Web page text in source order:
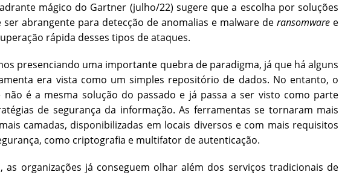
mágico do Gartner (julho/22) sugere que a escolha por soluções
ser abrangente para detecção de anomalias e malware deransomware e
rápida desses tipos de ataques.
presenciando uma importante quebra de paradigma, já que há alguns
era vista como um simples repositório de dados. No entanto, o
não é a mesma solução do passado e já passa a ser visto como parte
de segurança da informação. As ferramentas se tornaram mais
camadas, disponibilizadas em locais diversos e com mais requisitos
como criptografia e multifator de autenticação.
as organizações já conseguem olhar além dos serviços tradicionais de